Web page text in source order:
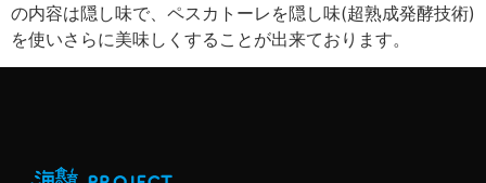
の内容は隠し味で、ペスカトーレを隠し味(超熟成発酵技術)
を使いさらに美味しくすることが出来ております。